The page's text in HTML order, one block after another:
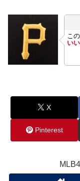
こ
い
X
Pinterest